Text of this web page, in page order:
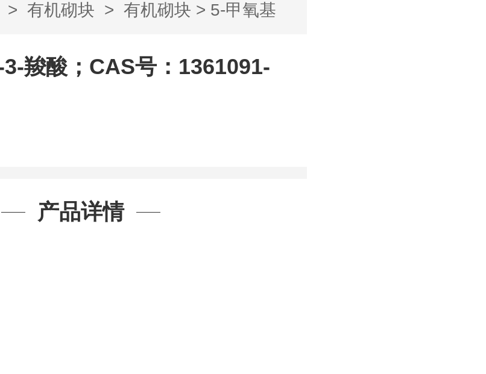
> 有机砌块 > 有机砌块 > 5-甲氧基
号：...
羧酸；CAS号：1361091-
产品详情